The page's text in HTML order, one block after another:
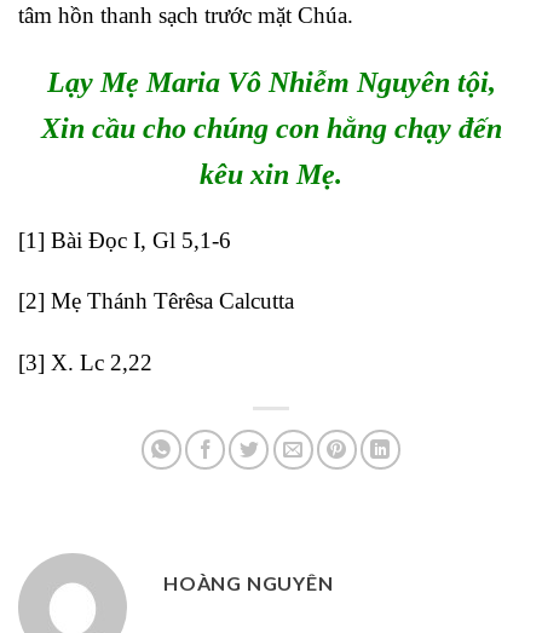
tâm hồn thanh sạch trước mặt Chúa.
Lạy Mẹ Maria Vô Nhiễm Nguyên tội,
Xin cầu cho chúng con hằng chạy đến
kêu xin Mẹ.
[1] Bài Đọc I, Gl 5,1-6
[2] Mẹ Thánh Têrêsa Calcutta
[3] X. Lc 2,22
HOÀNG NGUYÊN